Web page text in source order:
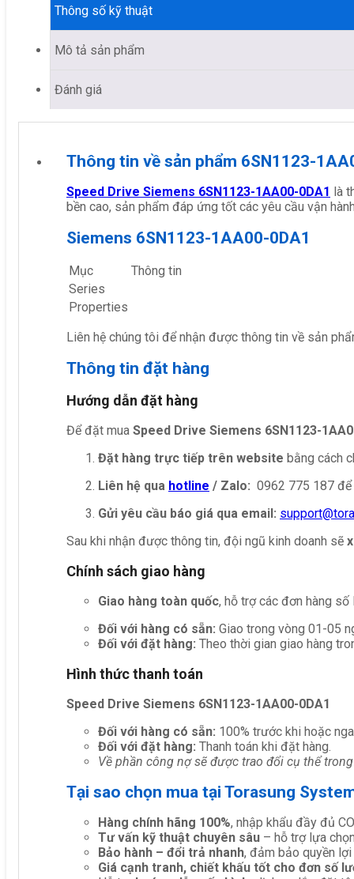
Thông số kỹ thuật
Mô tả sản phẩm
Đánh giá
Thông tin về sản phẩm 6SN1123-
Speed Drive Siemens 6SN1123-1AA00-0DA1 là
bền cao, sản phẩm đáp ứng tốt các yêu cầu vận
Siemens 6SN1123-1AA00-0DA1
Mục
Thông tin
Series
Properties
Liên hệ chúng tôi để nhận được thông tin về sản
Thông tin đặt hàng
Hướng dẫn đặt hàng
Để đặt mua Speed Drive Siemens 6SN1123-
Đặt hàng trực tiếp trên website bằng cách
Liên hệ qua hotline / Zalo: 0962 775 187
Gửi yêu cầu báo giá qua email:
Sau khi nhận được thông tin, đội ngũ kinh doanh sẽ
Chính sách giao hàng
Giao hàng toàn quốc, hỗ trợ các đơn hàng số
Đối với hàng có sẵn: Giao trong vòng 01-05
Đối với đặt hàng: Theo thời gian giao hàng
Hình thức thanh toán
Speed Drive Siemens 6SN1123-1AA00-0DA1
Đối với hàng có sẵn: 100% trước khi hoặc
Đối với đặt hàng: Thanh toán khi đặt hàng.
Về phần công nợ sẽ được trao đổi cụ thể
Tại sao chọn mua tại Torasung
Hàng chính hãng 100%, nhập khẩu đầy đủ
Tư vấn kỹ thuật chuyên sâu – hỗ trợ lựa
Bảo hành – đổi trả nhanh, đảm bảo quyền lợi
Giá cạnh tranh, chiết khấu tốt cho đơn số